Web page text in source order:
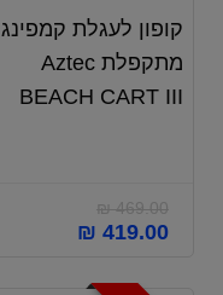
קופון לעגלת קמפינג
מתקפלת Aztec
BEACH CART III
₪469.00
₪ 419.00